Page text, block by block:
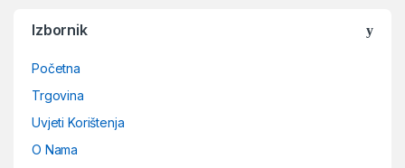
Izbornik
Početna
Trgovina
Uvjeti Korištenja
O Nama